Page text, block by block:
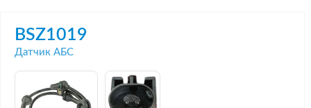
BSZ1019
Датчик АБС